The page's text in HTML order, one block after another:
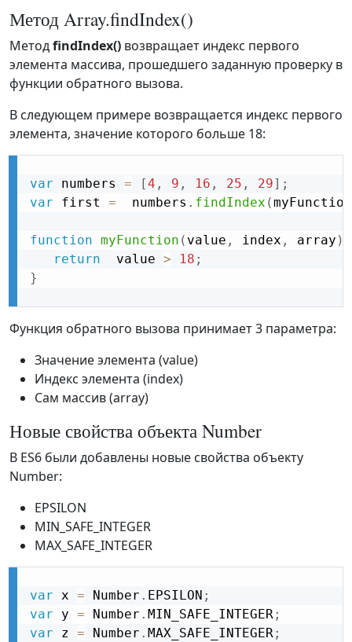
Метод Array.findIndex()
МетодfindIndex() возвращает индекс первого
элемента массива, прошедшего заданную проверку в
функции обратного вызова.
В следующем примере возвращается индекс первого
элемента, значение которого больше 18:
var numbers = [4 , 9 , 16 , 25 , 29] ;
var first =
  numbers
. findIndex (myFunction
function myFunction ( value , index , array )
return
  value
> 18 ;
}
Функция обратного вызова принимает 3 параметра:
Значение элемента (value)
Индекс элемента (index)
Сам массив (array)
Новые свойства объекта Number
В ES6 были добавлены новые свойства объекту
Number:
EPSILON
MIN_SAFE_INTEGER
MAX_SAFE_INTEGER
var x = Number . EPSILON ;
var y = Number . MIN_SAFE_INTEGER;
var z = Number . MAX_SAFE_INTEGER;